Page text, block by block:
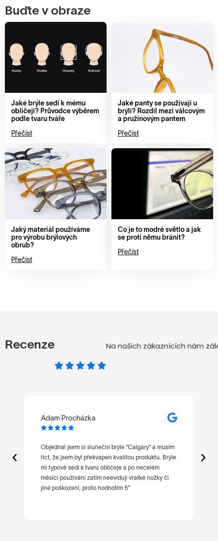
Buďte v obraze
Jaké brýle sedí k mému
obličeji? Průvodce výběrem
podle tvaru tváře
Přečíst
Jaké panty se používají u
brýlí? Rozdíl mezi válcovým
a pružinovým pantem
Přečíst
Jaký materiál používáme
pro výrobu brýlových
obrub?
Přečíst
Co je to modré světlo a jak
se proti němu bránit?
Přečíst
Recenze Na našich zákaznících nám
Adam Procházka

Objednal jsem si sluneční brýle “Calgary” a musím
říct, že jsem byl překvapen kvalitou produktu. Brýle
mi typově sedí k tvaru obličeje a po necelém
měsíci používání zatím neeviduji vratké nožky či
jiné poškození, proto hodnotím 5*